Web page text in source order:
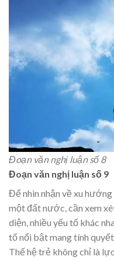
Đoạn văn nghị luận số 8
Đoạn văn nghị luận số 9
Để nhìn nhận về xu
một đất nước, cần xem
diện, nhiều yếu tố khác
tố nổi bật mang tính
Thế hệ trẻ không chỉ là